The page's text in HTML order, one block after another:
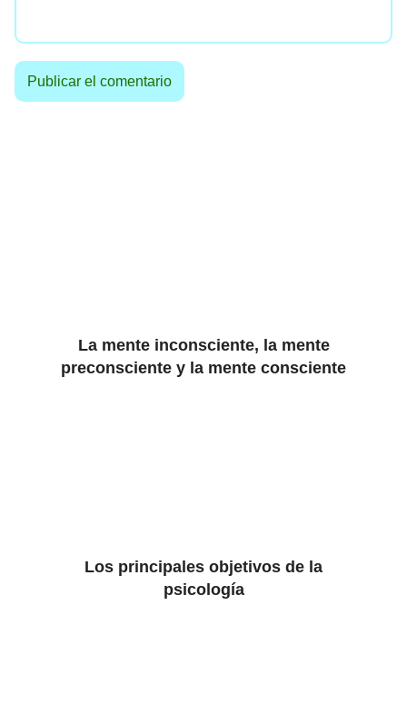
La mente inconsciente, la mente
preconsciente y la mente consciente
Los principales objetivos de la
psicología